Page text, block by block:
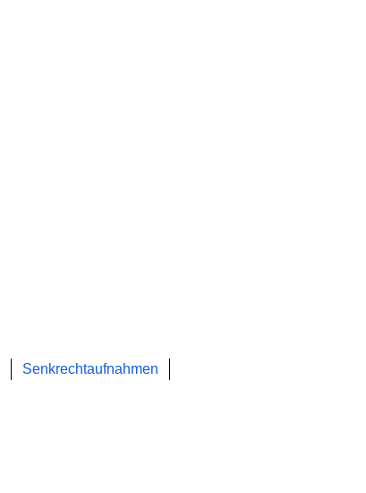
Senkrechtaufnahmen